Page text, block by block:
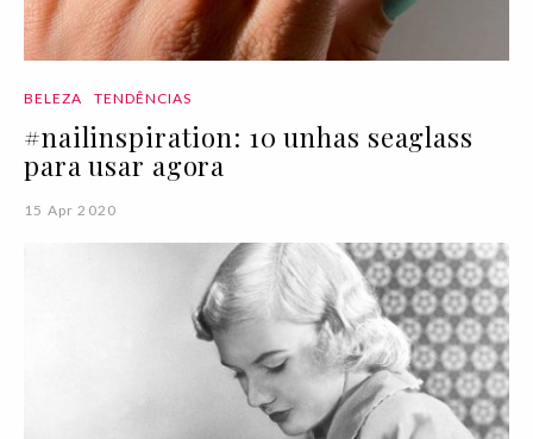
BELEZA TENDÊNCIAS
#nailinspiration: 10 unhas seaglass
para usar agora
15 Apr 2020